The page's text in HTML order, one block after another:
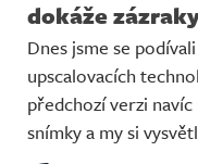
dokáže
Dnes jsme se
upscalovacích
předchozí verzi
snímky a my si